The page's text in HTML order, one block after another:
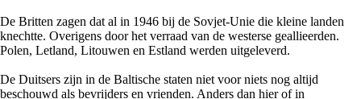
De Britten zagen dat al in 1946 bij de Sovjet-Unie die kleine landen
knechtte. Overigens door het verraad van de westerse geallieerden.
Polen, Letland, Litouwen en Estland werden uitgeleverd.
De Duitsers zijn in de Baltische staten niet voor niets nog altijd
beschouwd als bevrijders en vrienden. Anders dan hier of in